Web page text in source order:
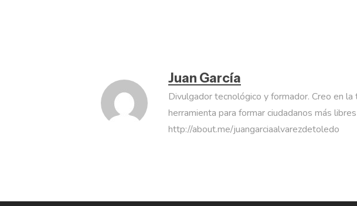
Juan García
Divulgador tecnológico y formador. Creo en la
herramienta para formar ciudadanos más
http://about.me/juangarciaalvarezdetoledo